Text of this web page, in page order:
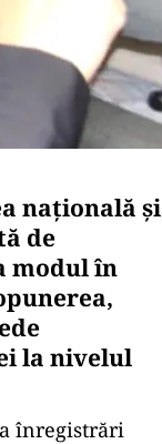
națională și
de
modul în
la nivelul
înregistrări